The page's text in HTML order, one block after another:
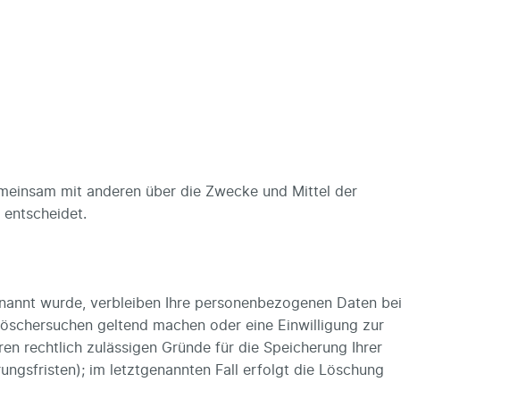
mit anderen über die Zwecke und Mittel der
wurde, verbleiben Ihre personenbezogenen Daten bei
geltend machen oder eine Einwilligung zur
rechtlich zulässigen Gründe für die Speicherung Ihrer
im letztgenannten Fall erfolgt die Löschung